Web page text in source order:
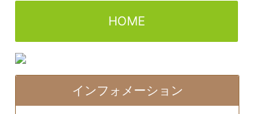
HOME
インフォメーション